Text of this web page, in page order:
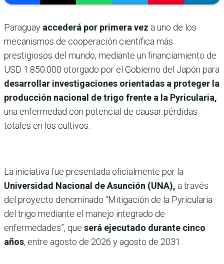
Paraguay accederá por primera vez a uno de los
mecanismos de cooperación científica más
prestigiosos del mundo, mediante un financiamiento de
USD 1.850.000 otorgado por el Gobierno del Japón para
desarrollar investigaciones orientadas a proteger la
producción nacional de trigo frente a la Pyricularia,
una enfermedad con potencial de causar pérdidas
totales en los cultivos.
La iniciativa fue presentada oficialmente por la
Universidad Nacional de Asunción (UNA), a través
del proyecto denominado “Mitigación de la Pyricularia
del trigo mediante el manejo integrado de
enfermedades”, que será ejecutado durante cinco
años, entre agosto de 2026 y agosto de 2031.